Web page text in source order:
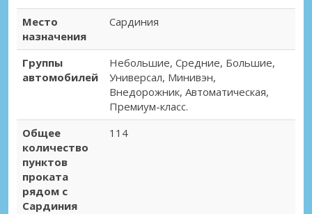
Место
назначения
Сардиния
Группы
автомобилей
Небольшие, Средние, Большие,
Универсал, Минивэн,
Внедорожник, Автоматическая,
Премиум-класс.
Общее
количество
пунктов
проката
рядом с
Сардиния
114